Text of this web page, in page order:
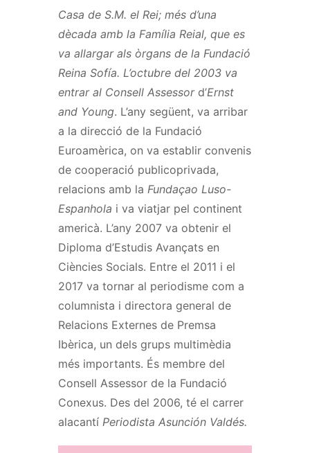
Casa de S.M. el Rei; més d’una
dècada amb la Família Reial, que es
va allargar als òrgans de la Fundació
Reina Sofía. L’octubre del 2003 va
entrar al Consell Assessord’Ernst
and Young. L’any següent, va arribar
a la direcció de la Fundació
Euroamèrica, on va establir convenis
de cooperació publicoprivada,
relacions amb la Fundaçao Luso-
Espanhola i va viatjar pel continent
americà. L’any 2007 va obtenir el
Diploma d’Estudis Avançats en
Ciències Socials. Entre el 2011 i el
2017 va tornar al periodisme com a
columnista i directora general de
Relacions Externes de Premsa
Ibèrica, un dels grups multimèdia
més importants. És membre del
Consell Assessor de la Fundació
Conexus. Des del 2006, té el carrer
alacantí Periodista Asunción Valdés.